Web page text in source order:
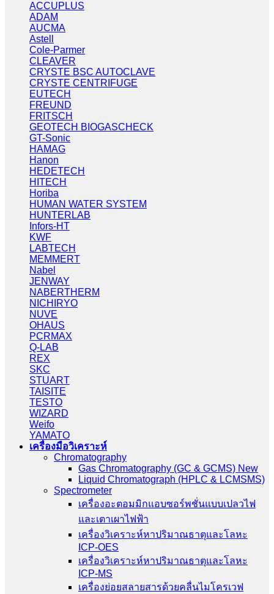
ACCUPLUS
ADAM
AUCMA
Astell
Cole-Parmer
CLEAVER
CRYSTE BSC AUTOCLAVE
CRYSTE CENTRIFUGE
EUTECH
FREUND
FRITSCH
GEOTECH BIOGASCHECK
GT-Sonic
HAMAG
Hanon
HEDETECH
HITECH
Horiba
HUMAN WATER SYSTEM
HUNTERLAB
Infors-HT
KWF
LABTECH
MEMMERT
Nabel
JENWAY
NABERTHERM
NICHIRYO
NUVE
OHAUS
PCRMAX
Q-LAB
REX
SKC
STUART
TAISITE
TESTO
WIZARD
Weifo
YAMATO
เครื่องมือวิเคราะห์
Chromatography
Gas Chromatography (GC & GCMS) New
Liquid Chromatograph (HPLC & LCMSMS)
Spectrometer
เครื่องอะตอมมิกแอบซอร์พชั่นแบบเปลวไฟ
และเตาเผาไฟฟ้า
เครื่องวิเคราะห์หาปริมาณธาตุและโลหะ
ICP-OES
เครื่องวิเคราะห์หาปริมาณธาตุและโลหะ
ICP-MS
เครื่องย่อยสลายสารด้วยคลื่นไมโครเวฟ